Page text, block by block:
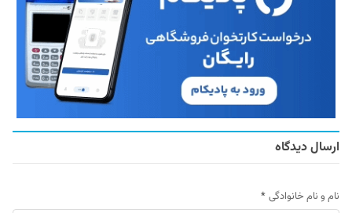
ارسال دیدگاه
نام و نام خانوادگی *